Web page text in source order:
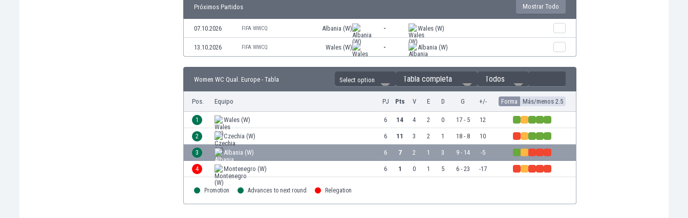
Próximos Partidos Mostrar Todo
07.10.2026 FIFA WWCQ Albania (W) - Wales (W)
13.10.2026 FIFA WWCQ Wales (W) - Albania (W)
Women WC Qual. Europe - Tabla Select option Tabla completa Todos
Pos. Equipo PJ Pts V E D G +/- Forma Más/menos 2.5
1 Wales (W) 6 14 4 2 0 17 - 5 12
2 Czechia (W) 6 11 3 2 1 18 - 8 10
3 Albania (W) 6 7 2 1 3 9 - 14 -5
4 Montenegro (W) 6 1 0 1 5 6 - 23 -17
Promotion Advances to next round Relegation